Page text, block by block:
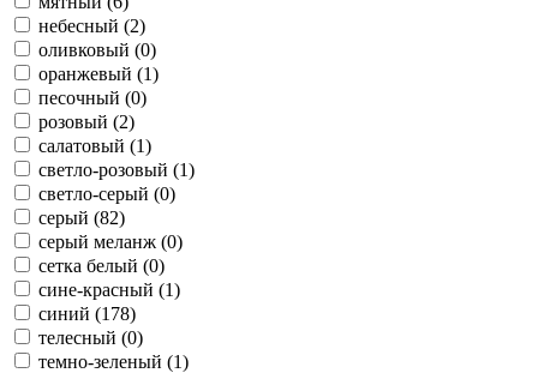
небесный (2)
оливковый (0)
оранжевый (1)
песочный (0)
розовый (2)
салатовый (1)
светло-розовый (1)
светло-серый (0)
серый (82)
серый меланж (0)
сетка белый (0)
сине-красный (1)
синий (178)
телесный (0)
темно-зеленый (1)